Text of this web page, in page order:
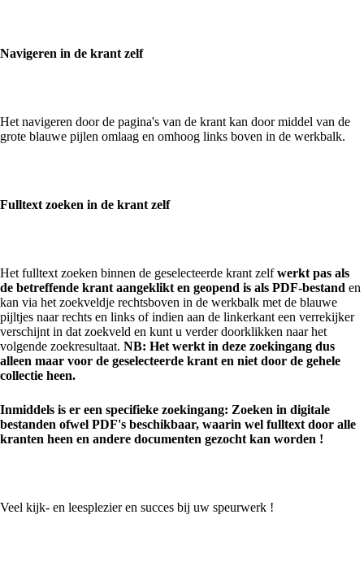
Navigeren in de krant zelf
Het navigeren door de pagina's van de krant kan door middel van de
grote blauwe pijlen omlaag en omhoog links boven in de werkbalk.
Fulltext zoeken in de krant zelf
Het fulltext zoeken binnen de geselecteerde krant zelfwerkt pas als
de betreffende krant aangeklikt en geopend is als PDF-bestand en
kan via het zoekveldje rechtsboven in de werkbalk met de blauwe
pijltjes naar rechts en links of indien aan de linkerkant een verrekijker
verschijnt in dat zoekveld en kunt u verder doorklikken naar het
volgende zoekresultaat. NB: Het werkt in deze zoekingang dus
alleen maar voor de geselecteerde krant en niet door de gehele
collectie heen.
Inmiddels is er een specifieke zoekingang: Zoeken in digitale
bestanden ofwel PDF's beschikbaar, waarin wel fulltext door alle
kranten heen en andere documenten gezocht kan worden !
Veel kijk- en leesplezier en succes bij uw speurwerk !